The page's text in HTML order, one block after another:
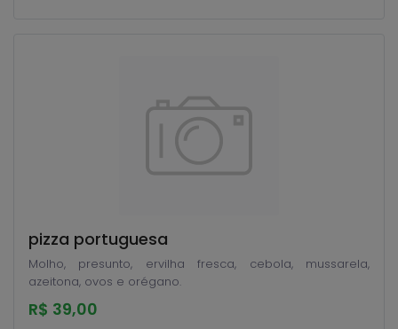
pizza portuguesa
Molho, presunto, ervilha fresca, cebola, mussarela,
azeitona, ovos e orégano.
R$ 39,00